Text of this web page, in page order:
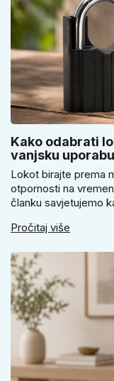
Kako odabrati
vanjsku uporabu
Lokot birajte prema
otpornosti na
članku savjetujemo
vrtnih vrata,
Pročitaj više